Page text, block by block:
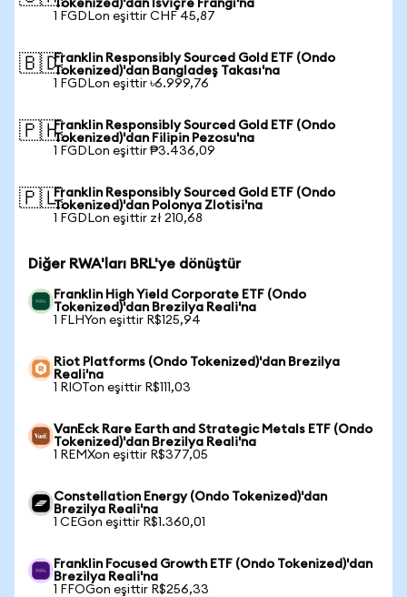
Tokenized)'dan İsviçre Frangı'na
1 FGDLon eşittir CHF 45,87
🇧🇩Franklin Responsibly Sourced Gold ETF (Ondo
Tokenized)'dan Bangladeş Takası'na
1 FGDLon eşittir ৳6.999,76
🇵🇭Franklin Responsibly Sourced Gold ETF (Ondo
Tokenized)'dan Filipin Pezosu'na
1 FGDLon eşittir ₱3.436,09
🇵🇱Franklin Responsibly Sourced Gold ETF (Ondo
Tokenized)'dan Polonya Zlotisi'na
1 FGDLon eşittir zł 210,68
Diğer RWA'ları BRL'ye dönüştür
Franklin High Yield Corporate ETF (Ondo
Tokenized)'dan Brezilya Reali'na
1 FLHYon eşittir R$125,94
Riot Platforms (Ondo Tokenized)'dan Brezilya
Reali'na
1 RIOTon eşittir R$111,03
VanEck Rare Earth and Strategic Metals ETF (Ondo
Tokenized)'dan Brezilya Reali'na
1 REMXon eşittir R$377,05
Constellation Energy (Ondo Tokenized)'dan
Brezilya Reali'na
1 CEGon eşittir R$1.360,01
Franklin Focused Growth ETF (Ondo Tokenized)'dan
Brezilya Reali'na
1 FFOGon eşittir R$256,33